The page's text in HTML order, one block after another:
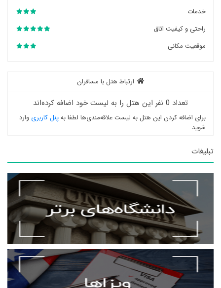
خدمات
راحتی و کیفیت اتاق
موقعیت مکانی
ارتباط هتل با مسافران
تعداد 0 نفر این هتل را به لیست خود اضافه کرده‌اند
برای اضافه کردن این هتل به لیست علاقه‌مندی‌ها لطفا بهپنل کاربری وارد
شوید
تبلیغات